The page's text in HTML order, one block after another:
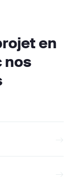
en
nos